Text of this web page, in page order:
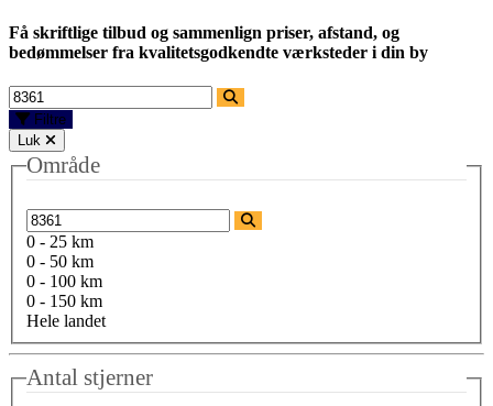
Få skriftlige tilbud og sammenlign priser, afstand, og
bedømmelser fra kvalitetsgodkendte værksteder i din by
Filtre
Luk
Område
0 - 25 km
0 - 50 km
0 - 100 km
0 - 150 km
Hele landet
Antal stjerner